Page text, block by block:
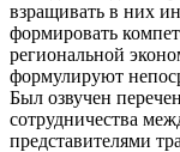
взращивать в них
формировать
региональной
формулируют
Был озвучен
сотрудничества
представителями